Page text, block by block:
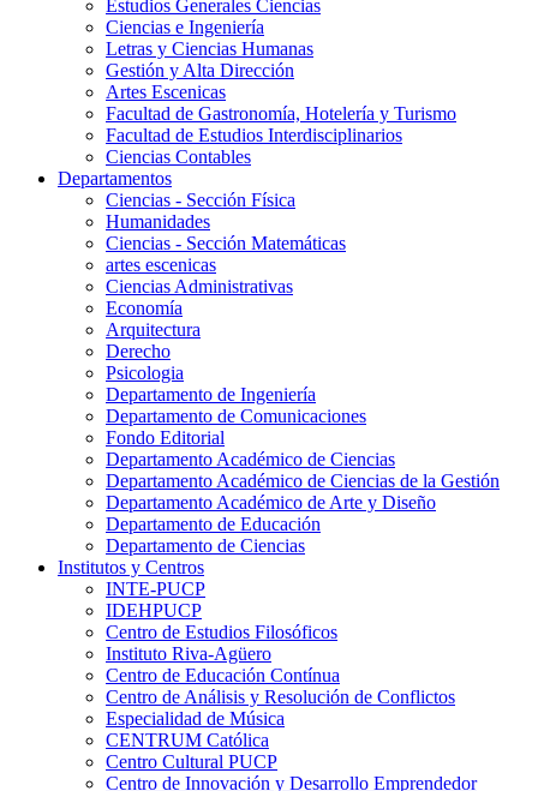
Estudios Generales Ciencias
Ciencias e Ingeniería
Letras y Ciencias Humanas
Gestión y Alta Dirección
Artes Escenicas
Facultad de Gastronomía, Hotelería y Turismo
Facultad de Estudios Interdisciplinarios
Ciencias Contables
Departamentos
Ciencias - Sección Física
Humanidades
Ciencias - Sección Matemáticas
artes escenicas
Ciencias Administrativas
Economía
Arquitectura
Derecho
Psicologia
Departamento de Ingeniería
Departamento de Comunicaciones
Fondo Editorial
Departamento Académico de Ciencias
Departamento Académico de Ciencias de la Gestión
Departamento Académico de Arte y Diseño
Departamento de Educación
Departamento de Ciencias
Institutos y Centros
INTE-PUCP
IDEHPUCP
Centro de Estudios Filosóficos
Instituto Riva-Agüero
Centro de Educación Contínua
Centro de Análisis y Resolución de Conflictos
Especialidad de Música
CENTRUM Católica
Centro Cultural PUCP
Centro de Innovación y Desarrollo Emprendedor